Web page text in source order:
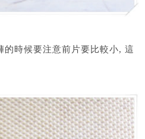
時候要注意前片要比較小, 這